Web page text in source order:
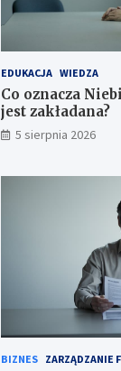
EDUKACJA WIEDZA
Co oznacza
jest zakładana?
5 sierpnia 2026
BIZNES ZARZĄDZANIE